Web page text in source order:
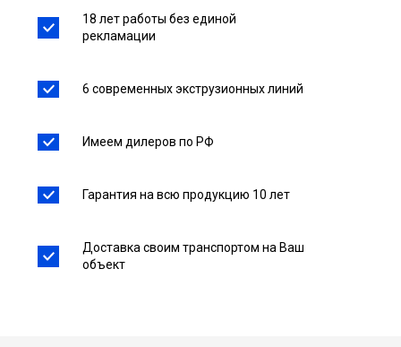
18 лет работы без единой
рекламации
6 современных экструзионных линий
Имеем дилеров по РФ
Гарантия на всю продукцию 10 лет
Доставка своим транспортом на Ваш
объект